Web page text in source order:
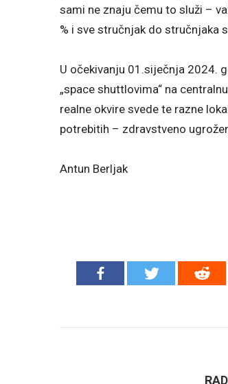
sami ne znaju čemu to služi –
% i sve stručnjak do stručnjaka
U očekivanju 01.siječnja 2024.
„space shuttlovima“ na
realne okvire svede te razne
potrebitih – zdravstveno
Antun Berljak